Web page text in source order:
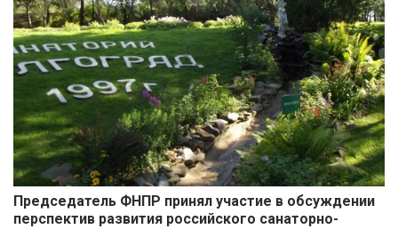
Председатель ФНПР принял участие в обсуждении
перспектив развития российского санаторно-